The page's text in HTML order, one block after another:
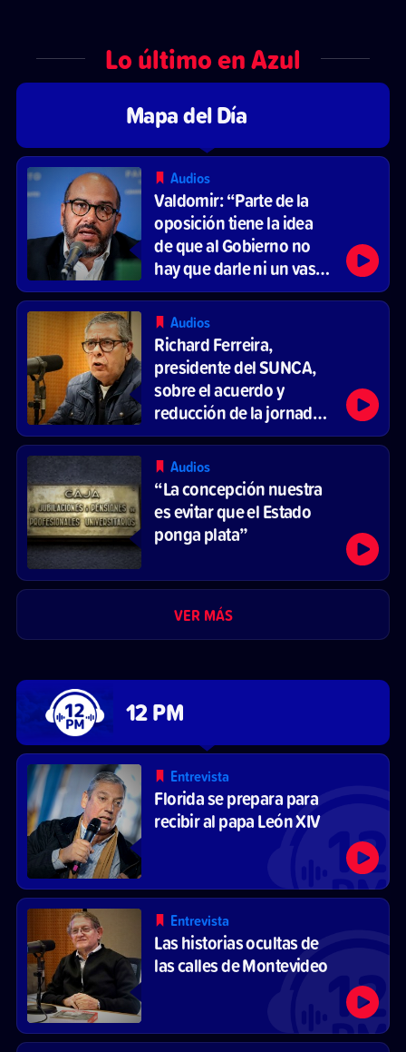
Lo último en Azul
Mapa del Día
Audios
Valdomir: “Parte de la
oposición tiene la idea
de que al Gobierno no
hay que darle ni un vaso
de agua”
Audios
Richard Ferreira,
presidente del SUNCA,
sobre el acuerdo y
reducción de la jornada
laboral
Audios
“La concepción nuestra
es evitar que el Estado
ponga plata”
VER MÁS
12 PM
Entrevista
Florida se prepara para
recibir al papa León XIV
Entrevista
Las historias ocultas de
las calles de Montevideo